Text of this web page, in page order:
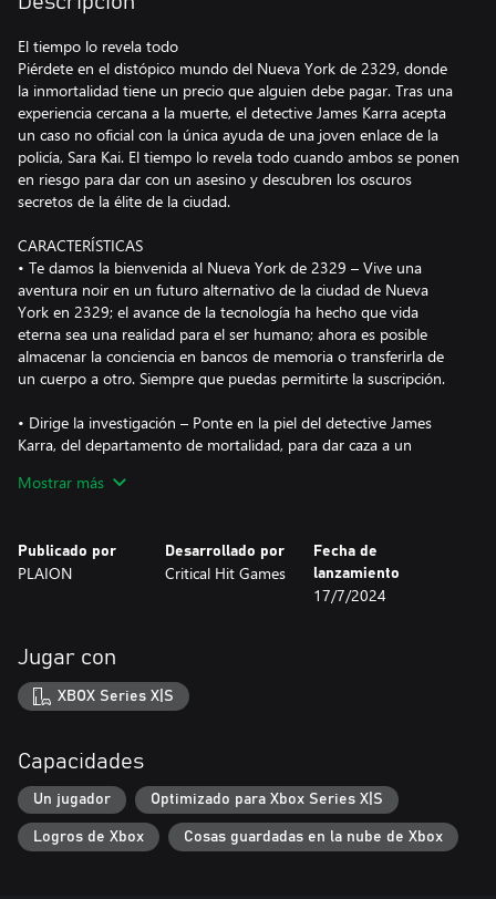
El tiempo lo revela todo
Piérdete en el distópico mundo del Nueva York de 2329, donde
la inmortalidad tiene un precio que alguien debe pagar. Tras una
experiencia cercana a la muerte, el detective James Karra acepta
un caso no oficial con la única ayuda de una joven enlace de la
policía, Sara Kai. El tiempo lo revela todo cuando ambos se ponen
en riesgo para dar con un asesino y descubren los oscuros
secretos de la élite de la ciudad.
CARACTERÍSTICAS
• Te damos la bienvenida al Nueva York de 2329 – Vive una
aventura noir en un futuro alternativo de la ciudad de Nueva
York en 2329; el avance de la tecnología ha hecho que vida
eterna sea una realidad para el ser humano; ahora es posible
almacenar la conciencia en bancos de memoria o transferirla de
un cuerpo a otro. Siempre que puedas permitirte la suscripción.
• Dirige la investigación – Ponte en la piel del detective James
Karra, del departamento de mortalidad, para dar caza a un
Investiga las escenas de los crímenes usando su dispositivo de
y descubre pistas que te llevarán a la horripilante verdad que se
oculta tras los asesinatos.
profunda y original historia policíaca interactiva, que explora los
peligros del transhumanismo y la inmortalidad. En un mundo en
que la vida es eterna y la moralidad, fugaz, tú, un detective
curtido, deberás caminar por la línea que separa el bien y el mal,
• Una aventura narrativa sensacional – Con las capacidades de
Unreal Engine 5, Nobody Wants to Die supera los límites de la
narración, combinando gráficos fotorrealistas y una experiencia
narrativa emblemática y única.
Mostrar más
Publicado por
PLAION
Desarrollado por
Critical Hit Games
Fecha de
lanzamiento
17/7/2024
Jugar con
XBOX Series X|S
Capacidades
Un jugador Optimizado para Xbox Series X|S
Logros de Xbox Cosas guardadas en la nube de Xbox